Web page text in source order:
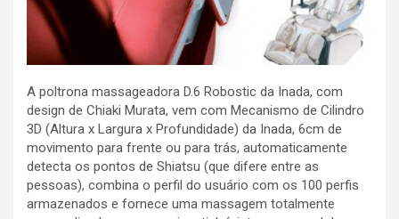
A poltrona massageadora D.6 Robostic da Inada, com
design de Chiaki Murata, vem com Mecanismo de Cilindro
3D (Altura x Largura x Profundidade) da Inada, 6cm de
movimento para frente ou para trás, automaticamente
detecta os pontos de Shiatsu (que difere entre as
pessoas), combina o perfil do usuário com os 100 perfis
armazenados e fornece uma massagem totalmente